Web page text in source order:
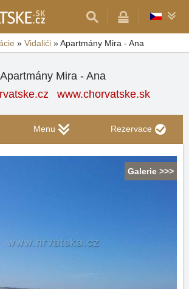
» Vidalići »Apartmány Mira - Ana
Apartmány Mira - Ana
www.chorvatske.sk
Menu Rezervace
Galerie >>>